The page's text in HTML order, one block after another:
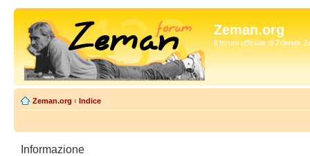
Zeman.org
Il forum ufficiale di Zdenek
Zeman.org ‹ Indice
Informazione